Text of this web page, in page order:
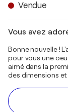
Vendue
Vous avez
Bonne nouvelle !
pour vous une
aimé dans la
des dimensions